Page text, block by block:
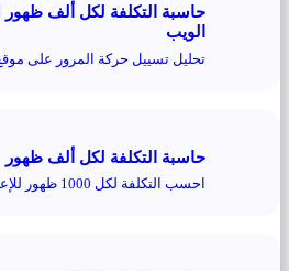
حاسبة التكلفة لكل ألف
الويب
تحليل تسييل حركة المرور على
حاسبة التكلفة لكل ألف ظهور
احسب التكلفة لكل 1000 ظهور للإعلان على الفور.